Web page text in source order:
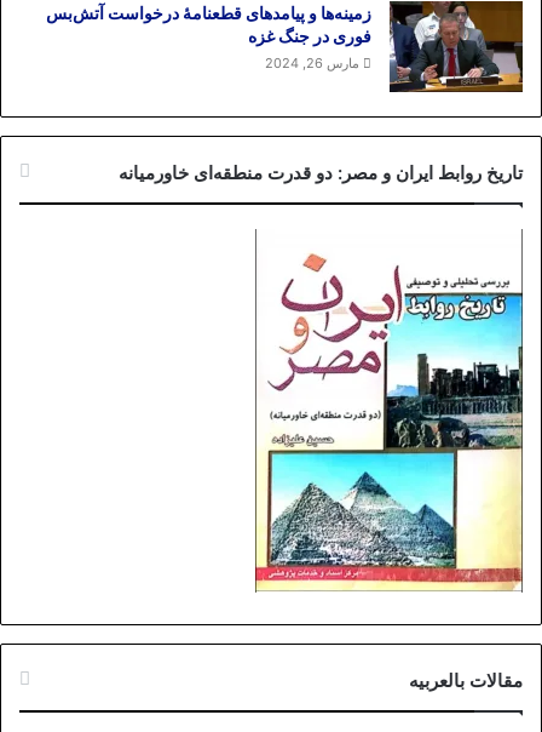
زمینه‌ها و پیامدهای قطعنامهٔ درخواست آتش‌بس
فوری در جنگ غزه
مارس 26, 2024
تاریخ روابط ایران و مصر: دو قدرت منطقه‌ای خاورمیانه
مقالات بالعربیه